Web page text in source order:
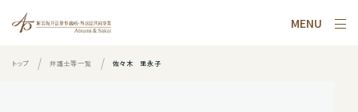
MENU
トップ 弁護士等一覧 佐々木 里永子